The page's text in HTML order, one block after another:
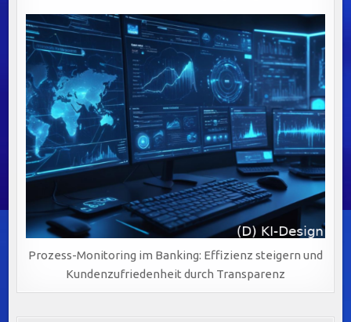
Prozess-Monitoring im Banking: Effizienz steigern und
Kundenzufriedenheit durch Transparenz